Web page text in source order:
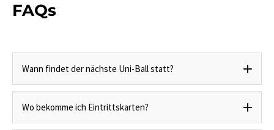
FAQs
Wann findet der nächste Uni-Ball statt?
Wo bekomme ich Eintrittskarten?